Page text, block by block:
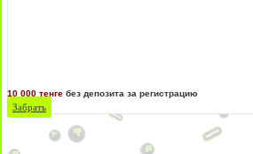
10 000 тенге без депозита за регистрацию
Забрать